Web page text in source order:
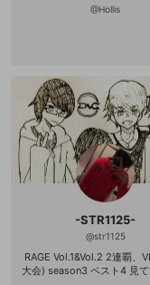
@Hollis
-STR1125-
@str1125
RAGE Vol.1&Vol.2 2連覇、
大会) season3 ベスト4 見てて楽しい